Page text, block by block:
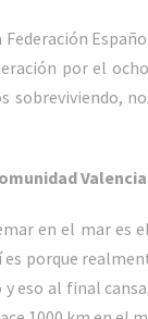
por el
en el mar es
porque
eso al final